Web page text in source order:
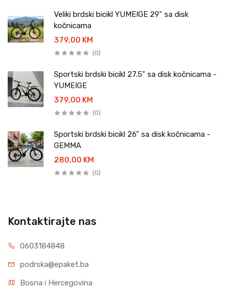
Veliki brdski bicikl YUMEIGE 29" sa disk
kočnicama
379,00 KM
(0)
Sportski brdski bicikl 27.5" sa disk kočnicama -
YUMEIGE
379,00 KM
(0)
Sportski brdski bicikl 26" sa disk kočnicama -
GEMMA
280,00 KM
(0)
Kontaktirajte nas
0603184848
podrska@epaket.ba
Bosna i Hercegovina